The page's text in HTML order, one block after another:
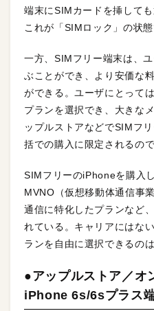
端末にSIMカードを挿して
これが「SIMロック」の状態
一方、SIMフリー端末は、
ぶことができ、より安価な
ができる。ユーザにとって
プランを選択でき、大きな
ップルストアなどでSIMフ
括での購入に限定されるの
SIMフリーのiPhoneを購入
MVNO（仮想移動体通信事
通信に特化したプランなど
れている。キャリアにはな
ランを自由に選択できるの
●アップルストア／オ
iPhone 6s/6sプラス